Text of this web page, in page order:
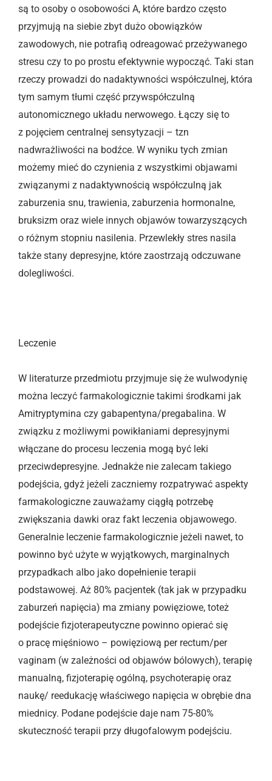
są to osoby o osobowości A, które bardzo często
przyjmują na siebie zbyt dużo obowiązków
zawodowych, nie potrafią odreagować przeżywanego
stresu czy to po prostu efektywnie wypocząć. Taki stan
rzeczy prowadzi do nadaktywności współczulnej, która
tym samym tłumi część przywspółczulną
autonomicznego układu nerwowego. Łączy się to
z pojęciem centralnej sensytyzacji – tzn
nadwrażliwości na bodźce. W wyniku tych zmian
możemy mieć do czynienia z wszystkimi objawami
związanymi z nadaktywnością współczulną jak
zaburzenia snu, trawienia, zaburzenia hormonalne,
bruksizm oraz wiele innych objawów towarzyszących
o różnym stopniu nasilenia. Przewlekły stres nasila
także stany depresyjne, które zaostrzają odczuwane
dolegliwości.
Leczenie
W literaturze przedmiotu przyjmuje się że wulwodynię
można leczyć farmakologicznie takimi środkami jak
Amitryptymina czy gabapentyna/pregabalina. W
związku z możliwymi powikłaniami depresyjnymi
włączane do procesu leczenia mogą być leki
przeciwdepresyjne. Jednakże nie zalecam takiego
podejścia, gdyż jeżeli zaczniemy rozpatrywać aspekty
farmakologiczne zauważamy ciągłą potrzebę
zwiększania dawki oraz fakt leczenia objawowego.
Generalnie leczenie farmakologicznie jeżeli nawet, to
powinno być użyte w wyjątkowych, marginalnych
przypadkach albo jako dopełnienie terapii
podstawowej. Aż 80% pacjentek (tak jak w przypadku
zaburzeń napięcia) ma zmiany powięziowe, toteż
podejście fizjoterapeutyczne powinno opierać się
o pracę mięśniowo – powięziową per rectum/per
vaginam (w zależności od objawów bólowych), terapię
manualną, fizjoterapię ogólną, psychoterapię oraz
naukę/ reedukację właściwego napięcia w obrębie dna
miednicy. Podane podejście daje nam 75-80%
skuteczność terapii przy długofalowym podejściu.